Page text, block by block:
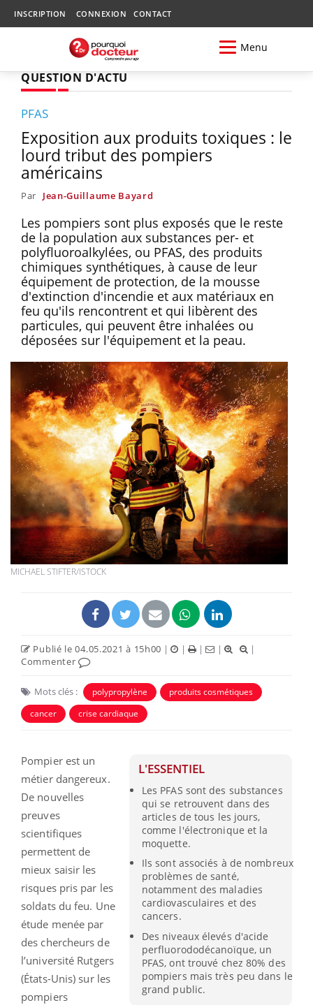
INSCRIPTION CONNEXION CONTACT
Menu
QUESTION D'ACTU
PFAS
Exposition aux produits toxiques : le
lourd tribut des pompiers
américains
Par Jean-Guillaume Bayard
Les pompiers sont plus exposés que le reste
de la population aux substances per- et
polyfluoroalkylées, ou PFAS, des produits
chimiques synthétiques, à cause de leur
équipement de protection, de la mousse
d'extinction d'incendie et aux matériaux en
feu qu'ils rencontrent et qui libèrent des
particules, qui peuvent être inhalées ou
déposées sur l'équipement et la peau.
MICHAEL STIFTER/ISTOCK
Publié le 04.05.2021 à 15h00 | | | |
|
Commenter
Mots clés : polypropylène
produits cosmétiques
cancer
crise cardiaque
L'ESSENTIEL
Les PFAS sont des substances
qui se retrouvent dans des
articles de tous les jours,
comme l'électronique et la
moquette.
Ils sont associés à de nombreux
problèmes de santé,
notamment des maladies
cardiovasculaires et des
cancers.
Des niveaux élevés d'acide
perfluorododécanoïque, un
PFAS, ont trouvé chez 80% des
pompiers mais très peu dans le
grand public.
Pompier est un
métier dangereux.
De nouvelles
preuves
scientifiques
permettent de
mieux saisir les
risques pris par les
soldats du feu. Une
étude menée par
des chercheurs de
l’université Rutgers
(États-Unis) sur les
pompiers